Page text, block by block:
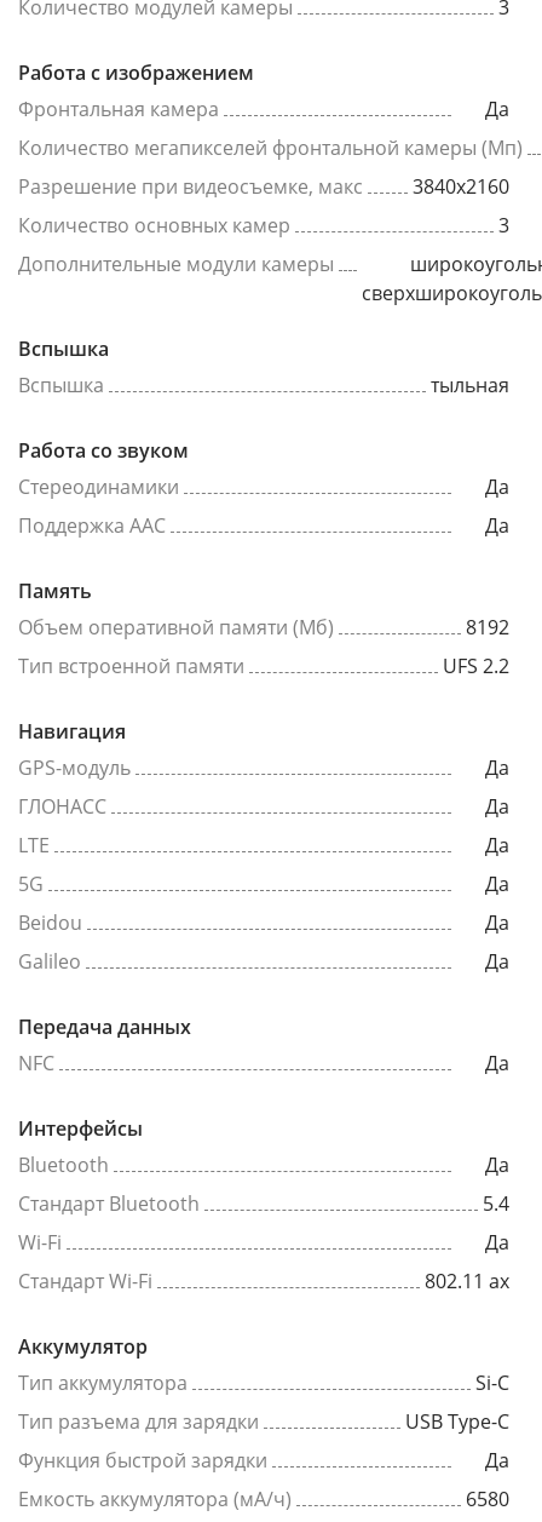
Количество модулей камеры 3
Работа с изображением
Фронтальная камера
Да
Количество мегапикселей фронтальной камеры (Мп)
Разрешение при видеосъемке, макс
3840x2160
Количество основных камер
3
Дополнительные модули камеры
Вспышка
Вспышка
тыльная
Работа со звуком
Стереодинамики
Да
Поддержка AAC
Да
Память
Объем оперативной памяти (Мб)
8192
Тип встроенной памяти
UFS 2.2
Навигация
GPS-модуль
Да
ГЛОНАСС
Да
LTE
Да
5G
Да
Beidou
Да
Galileo
Да
Передача данных
NFC
Да
Интерфейсы
Bluetooth
Да
Стандарт Bluetooth
5.4
Wi-Fi
Да
Стандарт Wi-Fi
802.11 ax
Аккумулятор
Тип аккумулятора
Si-C
Тип разъема для зарядки
USB Type-C
Функция быстрой зарядки
Да
Емкость аккумулятора (мА/ч)
6580